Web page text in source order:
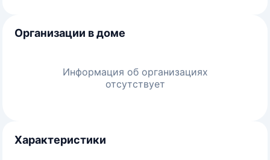
Организации в доме
Информация об организациях
отсутствует
Характеристики